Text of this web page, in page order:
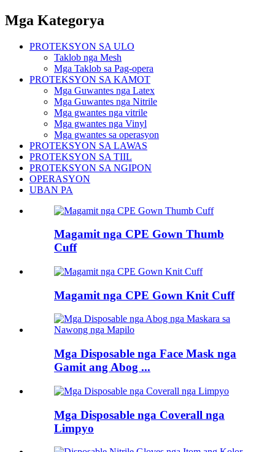
Mga Kategorya
PROTEKSYON SA ULO
Taklob nga Mesh
Mga Taklob sa Pag-opera
PROTEKSYON SA KAMOT
Mga Guwantes nga Latex
Mga Guwantes nga Nitrile
Mga gwantes nga vitrile
Mga gwantes nga Vinyl
Mga gwantes sa operasyon
PROTEKSYON SA LAWAS
PROTEKSYON SA TIIL
PROTEKSYON SA NGIPON
OPERASYON
UBAN PA
Magamit nga CPE Gown Thumb
Cuff
Magamit nga CPE Gown Knit Cuff
Mga Disposable nga Face Mask nga
Gamit ang Abog ...
Mga Disposable nga Coverall nga
Limpyo